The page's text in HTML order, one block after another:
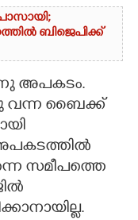
ബിജെപിക്ക്
അപകടം.
വന്ന ബൈക്ക്
സമീപത്തെ